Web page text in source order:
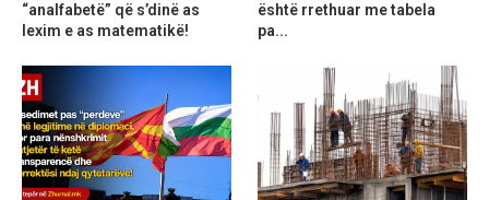
“analfabetë” që s’dinë as
lexim e as matematikë!
është rrethuar me tabela
pa...